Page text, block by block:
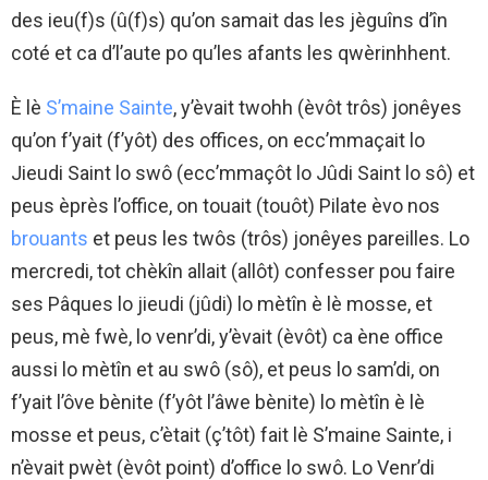
des ieu(f)s (û(f)s) qu’on samait das les jèguîns d’în
coté et ca d’l’aute po qu’les afants les qwèrinhhent.
È lè S’maine Sainte, y’èvait twohh (èvôt trôs) jonêyes
qu’on f’yait (f’yôt) des offices, on ecc’mmaçait lo
Jieudi Saint lo swô (ecc’mmaçôt lo Jûdi Saint lo sô) et
peus èprès l’office, on touait (touôt) Pilate èvo nos
brouants et peus les twôs (trôs) jonêyes pareilles. Lo
mercredi, tot chèkîn allait (allôt) confesser pou faire
ses Pâques lo jieudi (jûdi) lo mètîn è lè mosse, et
peus, mè fwè, lo venr’di, y’èvait (èvôt) ca ène office
aussi lo mètîn et au swô (sô), et peus lo sam’di, on
f’yait l’ôve bènite (f’yôt l’âwe bènite) lo mètîn è lè
mosse et peus, c’ètait (ç’tôt) fait lè S’maine Sainte, i
n’èvait pwèt (èvôt point) d’office lo swô. Lo Venr’di